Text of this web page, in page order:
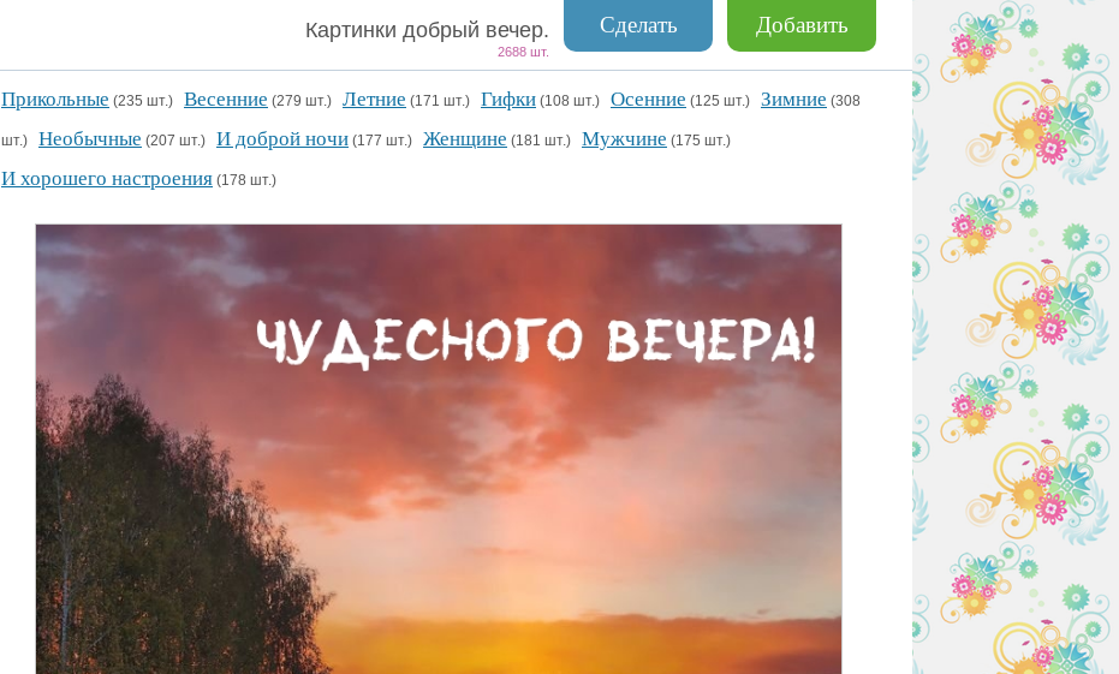
Добавить
Сделать
Картинки добрый вечер.
2688 шт.
Прикольные (235 шт.) Весенние (279 шт.) Летние (171 шт.) Гифки (108 шт.) Осенние (125 шт.) Зимние (308
шт.) Необычные (207 шт.) И доброй ночи (177 шт.) Женщине (181 шт.) Мужчине (175 шт.)
И хорошего настроения (178 шт.)